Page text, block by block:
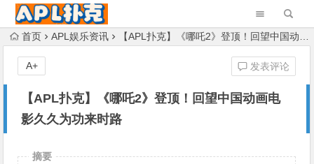
首页 APL娱乐资讯 【APL扑克】《哪吒2》登顶！回望中国动画电影久久为功来时路
【APL扑克】《哪吒2》登顶！回望中国动画电
影久久为功来时路
发表评论
A+
摘要